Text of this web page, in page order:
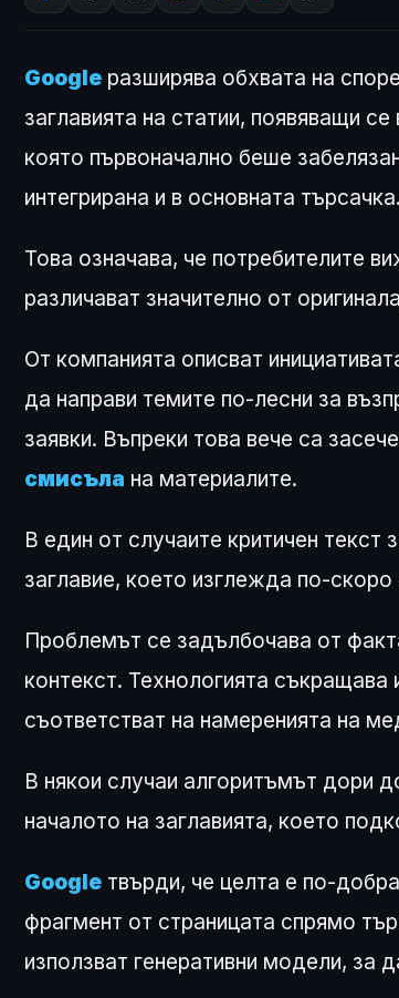
Google разширява обхвата на
заглавията на статии, появяващи
която първоначално беше
интегрирана и в основната търсачка.
Това означава, че потребителите
различават значително от
От компанията описват
да направи темите по-лесни за
заявки. Въпреки това вече са
смисъла на материалите.
В един от случаите критичен
заглавие, което изглежда по-
Проблемът се задълбочава от
контекст. Технологията съкращава
съответстват на намеренията на
В някои случаи алгоритъмът дори
началото на заглавията, което
Google твърди, че целта е по-
фрагмент от страницата спрямо
използват генеративни модели, за